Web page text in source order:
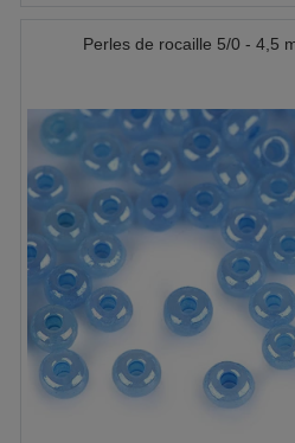
Perles de rocaille 5/0 - 4,5